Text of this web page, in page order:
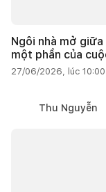
Ngôi nhà mở
một phần của
27/06/2026, lúc 10:00
Thu Nguyễn